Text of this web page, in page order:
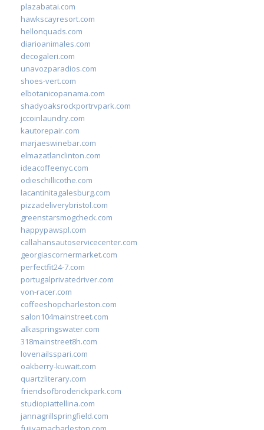
plazabatai.com
hawkscayresort.com
hellonquads.com
diarioanimales.com
decogaleri.com
unavozparadios.com
shoes-vert.com
elbotanicopanama.com
shadyoaksrockportrvpark.com
jccoinlaundry.com
kautorepair.com
marjaeswinebar.com
elmazatlanclinton.com
ideacoffeenyc.com
odieschillicothe.com
lacantinitagalesburg.com
pizzadeliverybristol.com
greenstarsmogcheck.com
happypawspl.com
callahansautoservicecenter.com
georgiascornermarket.com
perfectfit24-7.com
portugalprivatedriver.com
von-racer.com
coffeeshopcharleston.com
salon104mainstreet.com
alkaspringswater.com
318mainstreet8h.com
lovenailsspari.com
oakberry-kuwait.com
quartzliterary.com
friendsofbroderickpark.com
studiopiattellina.com
jannagrillspringfield.com